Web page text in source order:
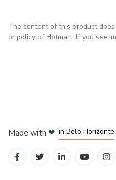
The content of this product
or policy of Hotmart. If you see
Made with ❤ in Belo Horizonte